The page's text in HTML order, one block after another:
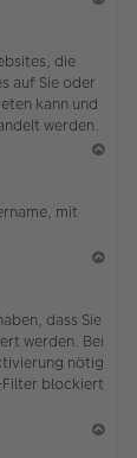
o
b
en
die
auf Sie oder
kann und
werden.
b
mit
h
o
b
en
dass Sie
werden. Bei
nötig
Filter blockiert